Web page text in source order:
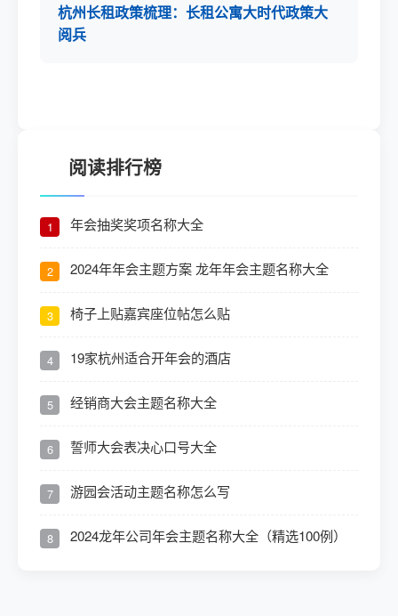
杭州长租政策梳理：长租公寓大时代政策大
阅兵
阅读排行榜
1 年会抽奖奖项名称大全
2 2024年年会主题方案 龙年年会主题名称大全
3 椅子上贴嘉宾座位帖怎么贴
4 19家杭州适合开年会的酒店
5 经销商大会主题名称大全
6 誓师大会表决心口号大全
7 游园会活动主题名称怎么写
8 2024龙年公司年会主题名称大全（精选100例）